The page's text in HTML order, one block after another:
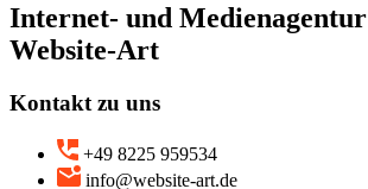
Internet- und Medienagentur
Website-Art
Kontakt zu uns
+49 8225 959534
info@website-art.de